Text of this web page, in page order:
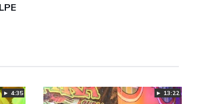
► 4:35 ► 13:22